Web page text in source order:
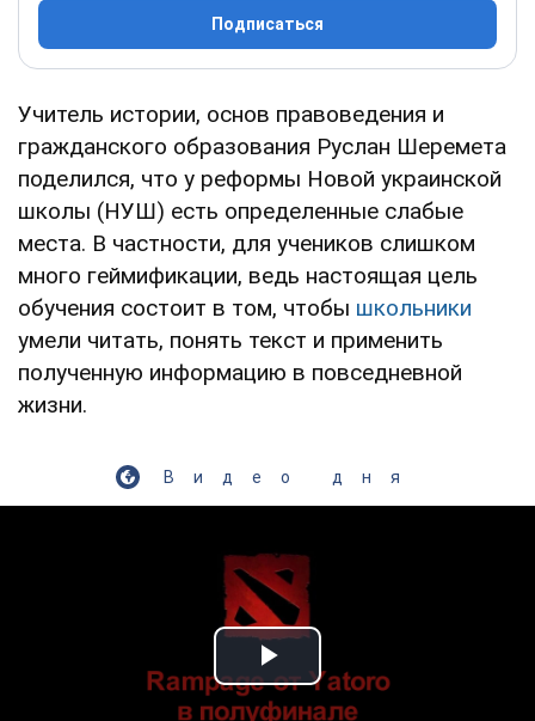
Подписаться
Учитель истории, основ правоведения и
гражданского образования Руслан Шеремета
поделился, что у реформы Новой украинской
школы (НУШ) есть определенные слабые
места. В частности, для учеников слишком
много геймификации, ведь настоящая цель
обучения состоит в том, чтобы школьники
умели читать, понять текст и применить
полученную информацию в повседневной
жизни.
Видео дня
Play Video